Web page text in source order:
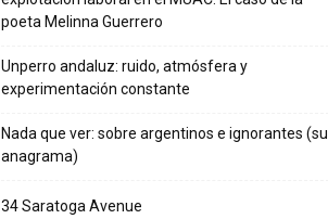
poeta Melinna Guerrero
Unperro andaluz: ruido, atmósfera y
experimentación constante
Nada que ver: sobre argentinos e ignorantes (su
anagrama)
34 Saratoga Avenue